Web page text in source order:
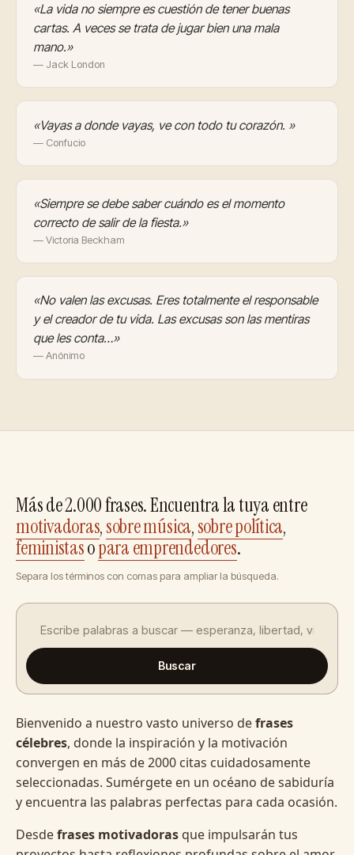
«La vida no siempre es cuestión de tener buenas
cartas. A veces se trata de jugar bien una mala
mano.»
— Jack London
«Vayas a donde vayas, ve con todo tu corazón. »
— Confucio
«Siempre se debe saber cuándo es el momento
correcto de salir de la fiesta.»
— Victoria Beckham
«No valen las excusas. Eres totalmente el responsable
y el creador de tu vida. Las excusas son las mentiras
que les conta…»
— Anónimo
Más de 2.000 frases. Encuentra la tuya entre
motivadoras,sobre música,sobre política,
feministasopara emprendedores.
Separa los términos con comas para ampliar la búsqueda.
Buscar
Bienvenido a nuestro vasto universo defrases
célebres, donde la inspiración y la motivación
convergen en más de 2000 citas cuidadosamente
seleccionadas. Sumérgete en un océano de sabiduría
y encuentra las palabras perfectas para cada ocasión.
Desdefrases motivadoras que impulsarán tus